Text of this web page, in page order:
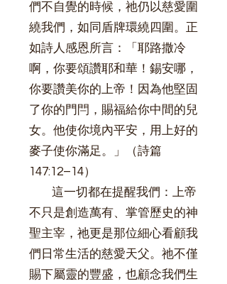
們不自覺的時候，祂仍以慈愛圍
繞我們，如同盾牌環繞四圍。正
如詩人感恩所言：「耶路撒冷
啊，你要頌讚耶和華！錫安哪，
你要讚美你的上帝！因為他堅固
了你的門閂，賜福給你中間的兒
女。他使你境內平安，用上好的
麥子使你滿足。」（詩篇
147:12–14）
這一切都在提醒我們：上帝
不只是創造萬有、掌管歷史的神
聖主宰，祂更是那位細心看顧我
們日常生活的慈愛天父。祂不僅
賜下屬靈的豐盛，也顧念我們生